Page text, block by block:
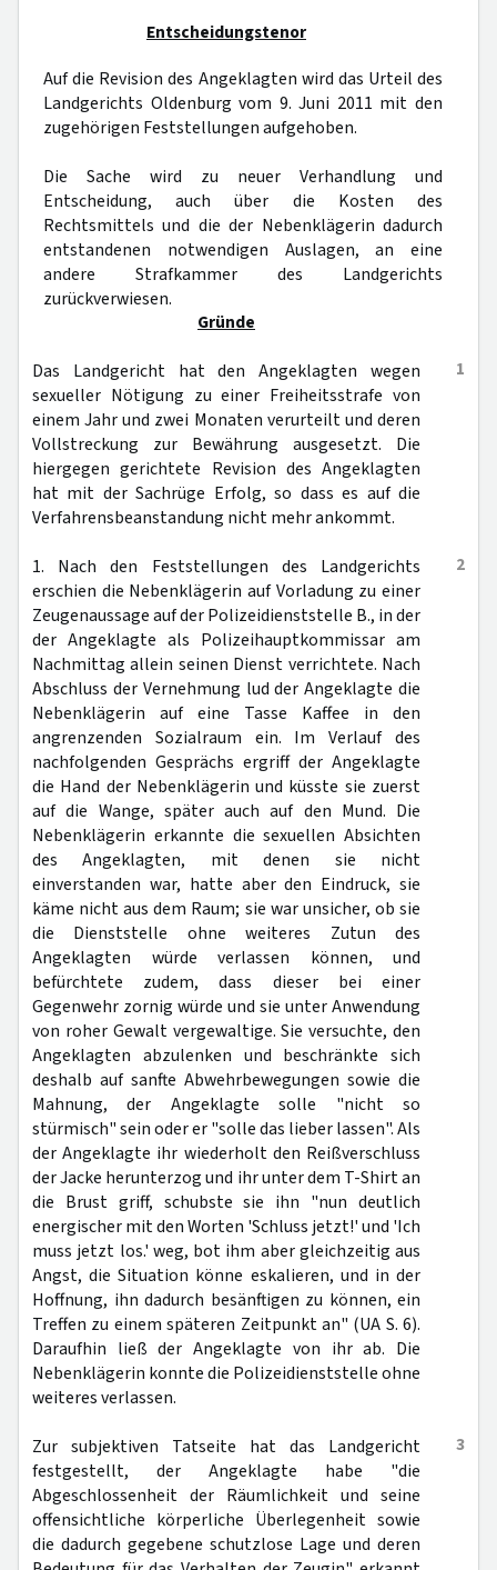
Entscheidungstenor
Auf die Revision des Angeklagten wird das Urteil des
Landgerichts Oldenburg vom 9. Juni 2011 mit den
zugehörigen Feststellungen aufgehoben.
Die Sache wird zu neuer Verhandlung und
Entscheidung, auch über die Kosten des
Rechtsmittels und die der Nebenklägerin dadurch
entstandenen notwendigen Auslagen, an eine
andere Strafkammer des Landgerichts
zurückverwiesen.
Gründe
1
Das Landgericht hat den Angeklagten wegen
sexueller Nötigung zu einer Freiheitsstrafe von
einem Jahr und zwei Monaten verurteilt und deren
Vollstreckung zur Bewährung ausgesetzt. Die
hiergegen gerichtete Revision des Angeklagten
hat mit der Sachrüge Erfolg, so dass es auf die
Verfahrensbeanstandung nicht mehr ankommt.
2
1. Nach den Feststellungen des Landgerichts
erschien die Nebenklägerin auf Vorladung zu einer
Zeugenaussage auf der Polizeidienststelle B., in der
der Angeklagte als Polizeihauptkommissar am
Nachmittag allein seinen Dienst verrichtete. Nach
Abschluss der Vernehmung lud der Angeklagte die
Nebenklägerin auf eine Tasse Kaffee in den
angrenzenden Sozialraum ein. Im Verlauf des
nachfolgenden Gesprächs ergriff der Angeklagte
die Hand der Nebenklägerin und küsste sie zuerst
auf die Wange, später auch auf den Mund. Die
Nebenklägerin erkannte die sexuellen Absichten
des Angeklagten, mit denen sie nicht
einverstanden war, hatte aber den Eindruck, sie
käme nicht aus dem Raum; sie war unsicher, ob sie
die Dienststelle ohne weiteres Zutun des
Angeklagten würde verlassen können, und
befürchtete zudem, dass dieser bei einer
Gegenwehr zornig würde und sie unter Anwendung
von roher Gewalt vergewaltige. Sie versuchte, den
Angeklagten abzulenken und beschränkte sich
deshalb auf sanfte Abwehrbewegungen sowie die
Mahnung, der Angeklagte solle "nicht so
stürmisch" sein oder er "solle das lieber lassen". Als
der Angeklagte ihr wiederholt den Reißverschluss
der Jacke herunterzog und ihr unter dem T-Shirt an
die Brust griff, schubste sie ihn "nun deutlich
energischer mit den Worten 'Schluss jetzt!' und 'Ich
muss jetzt los.' weg, bot ihm aber gleichzeitig aus
Angst, die Situation könne eskalieren, und in der
Hoffnung, ihn dadurch besänftigen zu können, ein
Treffen zu einem späteren Zeitpunkt an" (UA S. 6).
Daraufhin ließ der Angeklagte von ihr ab. Die
Nebenklägerin konnte die Polizeidienststelle ohne
weiteres verlassen.
3
Zur subjektiven Tatseite hat das Landgericht
festgestellt, der Angeklagte habe "die
Abgeschlossenheit der Räumlichkeit und seine
offensichtliche körperliche Überlegenheit sowie
die dadurch gegebene schutzlose Lage und deren